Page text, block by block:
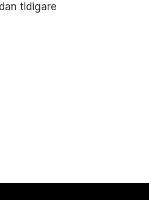
tidigare